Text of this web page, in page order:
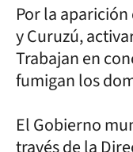
Por la aparición
y Curuzú,
Trabajan en
fumigan los
El Gobierno